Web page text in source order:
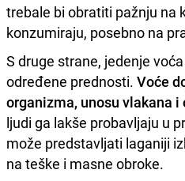
trebale bi obratiti pažnju na
konzumiraju, posebno na
S druge strane, jedenje
određene prednosti. Voće
organizma, unosu vlakana
ljudi ga lakše probavljaju u
može predstavljati laganiji
na teške i masne obroke.